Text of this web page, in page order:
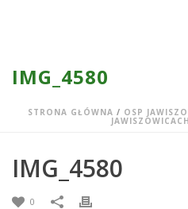
IMG_4580
STRONA GŁÓWNA / OSP
JAWISZOWICACH
IMG_4580
0